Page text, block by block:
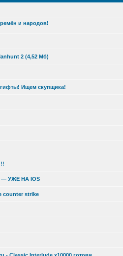
и народов!
2 (4,52 Мб)
Ищем скупщика!
— УЖЕ НА IOS
counter strike